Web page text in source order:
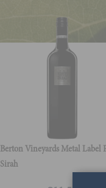
Berton Vineyards Metal Label
Sirah